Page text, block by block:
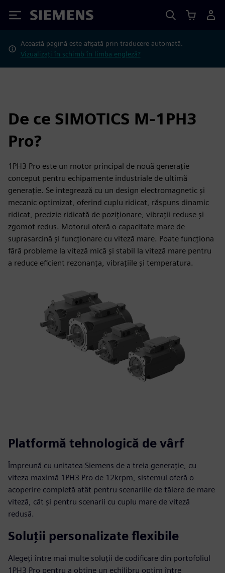
Siemens
Această pagină este afișată prin traducere automată.
Vizualizați în schimb în limba engleză?
De ce SIMOTICS M-1PH3
Pro?
1PH3 Pro este un motor principal de nouă generație
conceput pentru echipamente industriale de ultimă
generație. Se integrează cu un design electromagnetic și
mecanic optimizat, oferind cuplu ridicat, răspuns dinamic
ridicat, precizie ridicată de poziționare, vibrații reduse și
zgomot redus. Motorul oferă o capacitate mare de
suprasarcină și funcționare cu viteză mare. Poate funcționa
fără probleme la viteză mică și stabil la viteză mare pentru
a reduce eficient rezonanța, vibrațiile și temperatura.
Platformă tehnologică de vârf
Împreună cu unitatea Siemens de a treia generație, cu
viteza maximă 1PH3 Pro de 12krpm, sistemul oferă o
acoperire completă atât pentru scenariile de tăiere de mare
viteză, cât și pentru scenarii cu cuplu mare de viteză
redusă.
Soluții personalizate flexibile
Alegeți între mai multe soluții de codificare din portofoliul
1PH3 Pro pentru a obține un echilibru optim între